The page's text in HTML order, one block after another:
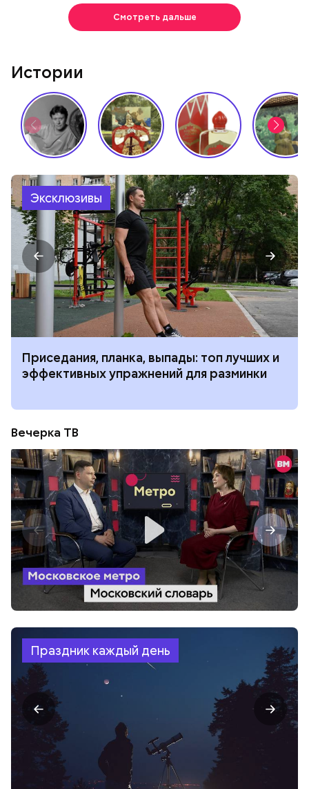
Смотреть дальше
Истории
Эксклюзивы
Приседания, планка, выпады: топ лучших и
эффективных упражнений для разминки
Вечерка ТВ
Праздник каждый день